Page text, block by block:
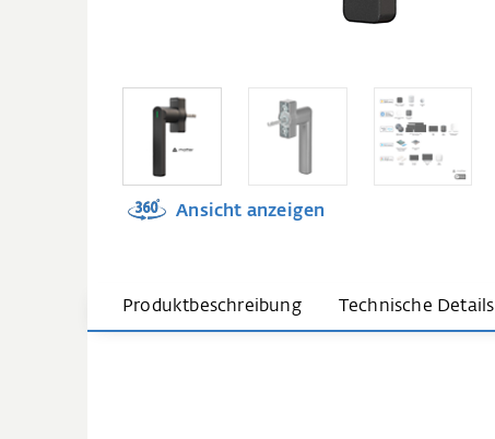
Ansicht anzeigen
Produktbeschreibung Technische Details